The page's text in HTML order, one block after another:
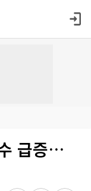
급증…